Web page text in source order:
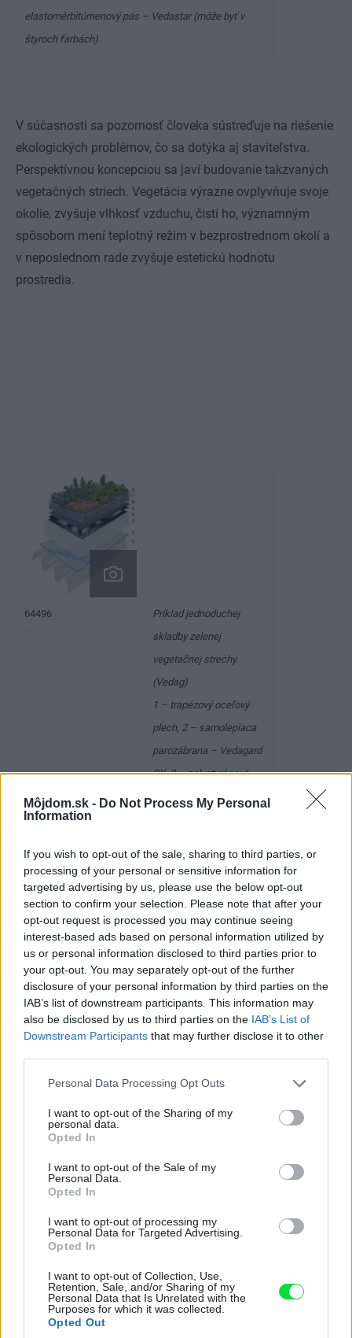
Môjdom.sk - Do Not Process My Personal
Information
If you wish to opt-out of the sale, sharing to third parties, or
processing of your personal or sensitive information for
targeted advertising by us, please use the below opt-out
section to confirm your selection. Please note that after your
opt-out request is processed you may continue seeing
interest-based ads based on personal information utilized by
us or personal information disclosed to third parties prior to
your opt-out. You may separately opt-out of the further
disclosure of your personal information by third parties on the
IAB’s list of downstream participants. This information may
also be disclosed by us to third parties on the IAB’s List of
Downstream Participants that may further disclose it to other
Please note that this website/app uses one or more Google
not limited to your visit or usage behaviour. You may click to
grant or deny consent to Google and its third-party tags to
use your data for below specified purposes in below Google
consent section.
Personal Data Processing Opt Outs
I want to opt-out of the Sharing of my
personal data.
Opted In
I want to opt-out of the Sale of my
Personal Data.
Opted In
I want to opt-out of processing my
Personal Data for Targeted Advertising.
Opted In
I want to opt-out of Collection, Use,
Retention, Sale, and/or Sharing of my
Personal Data that Is Unrelated with the
Purposes for which it was collected.
Opted Out
elastomérbitúmenový pás – Vedastar (môže byť v
štyroch farbách)
V súčasnosti sa pozornosť človeka sústreďuje na riešenie
ekologických problémov, čo sa dotýka aj staviteľstva.
Perspektívnou koncepciou sa javí budovanie takzvaných
vegetačných striech. Vegetácia výrazne ovplyvňuje svoje
okolie, zvyšuje vlhkosť vzduchu, čistí ho, významným
spôsobom mení teplotný režim v bezprostrednom okolí a
v neposlednom rade zvyšuje estetickú hodnotu
prostredia.
64496
Príklad jednoduchej
skladby zelenej
vegetačnej strechy.
(Vedag)
1 – trapézový oceľový
plech, 2 – samolepiaca
parozábrana – Vedagard
SK, 3 – polystyrénové
dosky – Vedaporit, 4 –
ochranné izolačné
polymérbituménové pásy
proti prerastaniu koreňov
– Vedaflor, 7 – minerálny
substrát – Vedaflor, 8 –
vegetácia – Vedaflor
(rozchodníky)